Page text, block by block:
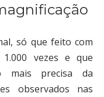
só que feito com
vezes e que
mais precisa da
observados nas